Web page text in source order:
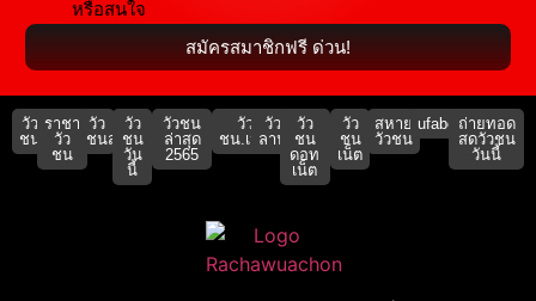
หรือสนใจ
สมัครสมาชิกฟรี ด่วน!
วัว
ชน
ราชา
วัว
ชน
วัว
ชนสด
วัว
ชน
วัน
นี้
วัวชน
ล่าสุด
2565
วัว
ชน.เน็ต
วัว
ลาน
วัว
ชน
ดอท
เน็ต
วัว
ชน
เน็ต
สหาย
วัวชน
ufabet911ถ่ายทอด
สดวัวชน
วันนี้